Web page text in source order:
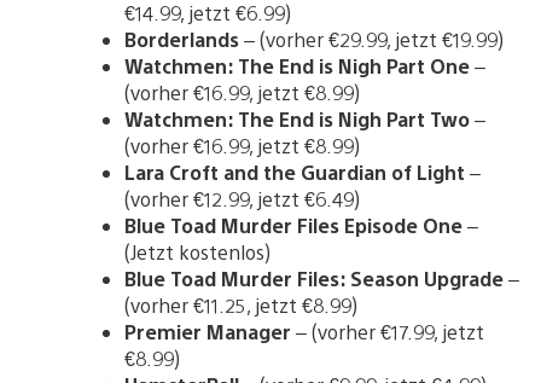
€14.99, jetzt €6.99)
Borderlands– (vorher €29.99, jetzt €19.99)
Watchmen: The End is Nigh Part One–
(vorher €16.99, jetzt €8.99)
Watchmen: The End is Nigh Part Two–
(vorher €16.99, jetzt €8.99)
Lara Croft and the Guardian of Light –
(vorher €12.99, jetzt €6.49)
Blue Toad Murder Files Episode One–
(Jetzt kostenlos)
Blue Toad Murder Files: Season Upgrade–
(vorher €11.25, jetzt €8.99)
Premier Manager – (vorher €17.99, jetzt
€8.99)